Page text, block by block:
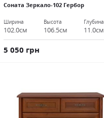
Соната Зеркало-102 Гербор
Ширина
102.0см
Высота
106.5см
Глубина
11.0см
5 050 грн